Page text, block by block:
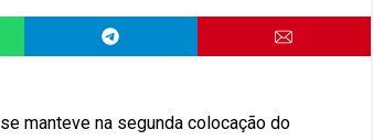
manteve na segunda colocação do